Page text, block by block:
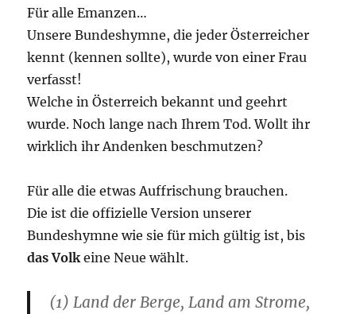
Für alle Emanzen…
Unsere Bundeshymne, die jeder Österreicher
kennt (kennen sollte), wurde von einer Frau
verfasst!
Welche in Österreich bekannt und geehrt
wurde. Noch lange nach Ihrem Tod. Wollt ihr
wirklich ihr Andenken beschmutzen?
Für alle die etwas Auffrischung brauchen.
Die ist die offizielle Version unserer
Bundeshymne wie sie für mich gültig ist, bis
das Volkeine Neue wählt.
(1) Land der Berge, Land am Strome,